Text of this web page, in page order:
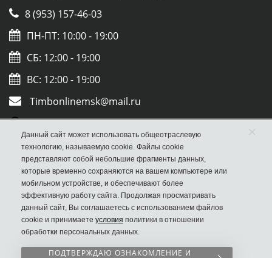
8 (953) 157-46-03
ПН-ПТ: 10:00 - 19:00
СБ: 12:00 - 19:00
ВС: 12:00 - 19:00
Timbonlinemsk@mail.ru
Whatsapp
Viber
Данный сайт может использовать общеотраслевую
технологию, называемую cookie. Файлы cookie
представляют собой небольшие фрагменты данных,
которые временно сохраняются на вашем компьютере или
мобильном устройстве, и обеспечивают более
эффективную работу сайта. Продолжая просматривать
данный сайт, Вы соглашаетесь с использованием файлов
cookie и принимаете условия политики в отношении
обработки персональных данных.
×
ПОДТВЕРЖДАЮ ОЗНАКОМЛЕНИЕ И